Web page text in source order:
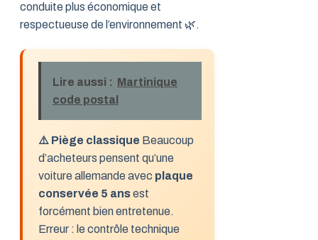
conduite plus économique et
respectueuse de l’environnement 🌿.
Lire aussi : Martinique
code postal
⚠️ Piège classique Beaucoup
d’acheteurs pensent qu’une
voiture allemande avec plaque
conservée 5 ansest
forcément bien entretenue.
Erreur : le contrôle technique